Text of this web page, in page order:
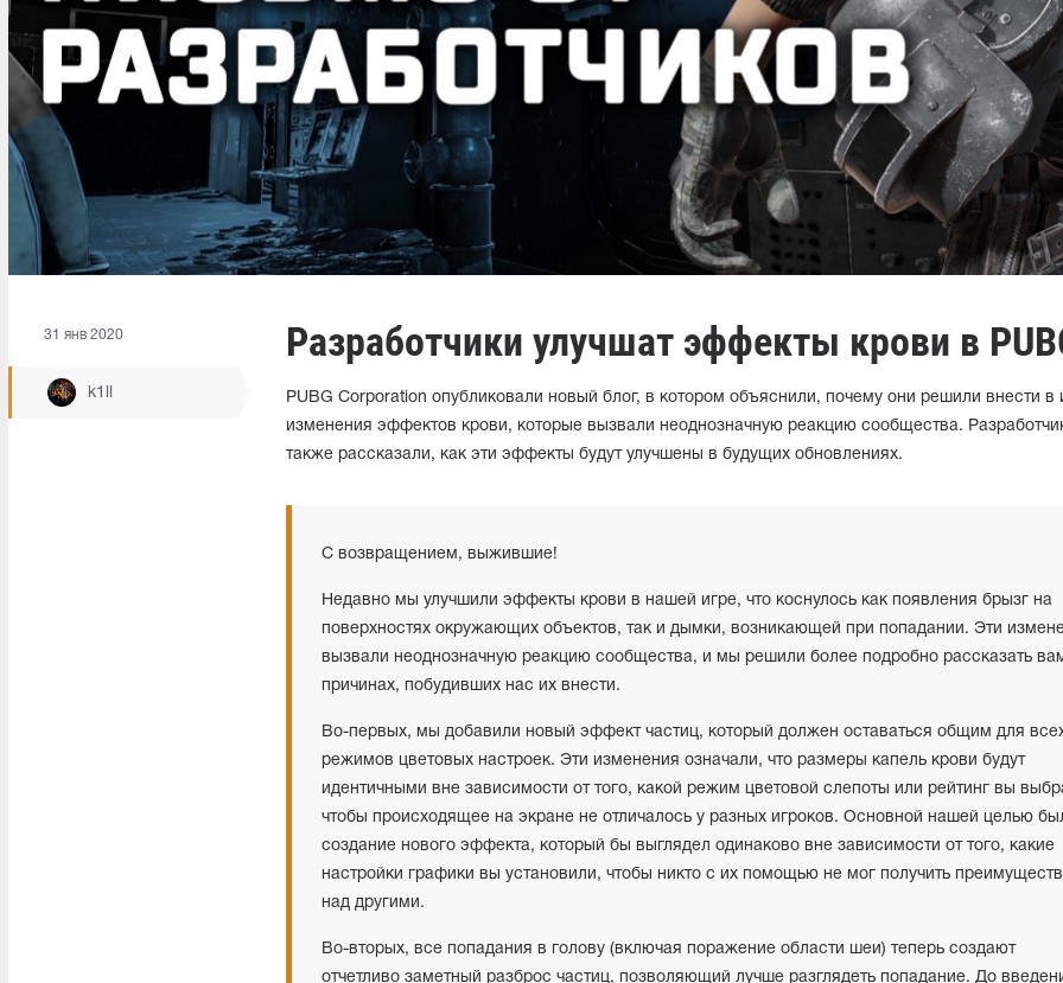
31 янв 2020
k1ll
Разработчики улучшат эффекты крови в
PUBG Corporation опубликовали новый блог, в котором объяснили, почему они решили внести в
изменения эффектов крови, которые вызвали неоднозначную реакцию сообщества.
также рассказали, как эти эффекты будут улучшены в будущих обновлениях.
С возвращением, выжившие!
Недавно мы улучшили эффекты крови в нашей игре, что коснулось как появления брызг на
поверхностях окружающих объектов, так и дымки, возникающей при попадании. Эти
вызвали неоднозначную реакцию сообщества, и мы решили более подробно рассказать
причинах, побудивших нас их внести.
Во-первых, мы добавили новый эффект частиц, который должен оставаться общим для
режимов цветовых настроек. Эти изменения означали, что размеры капель крови будут
идентичными вне зависимости от того, какой режим цветовой слепоты или рейтинг вы
чтобы происходящее на экране не отличалось у разных игроков. Основной нашей целью
создание нового эффекта, который бы выглядел одинаково вне зависимости от того, какие
настройки графики вы установили, чтобы никто с их помощью не мог получить
над другими.
Во-вторых, все попадания в голову (включая поражение области шеи) теперь создают
отчетливо заметный разброс частиц, позволяющий лучше разглядеть попадание. До